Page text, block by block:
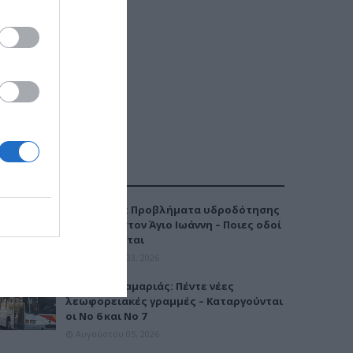
Καλαμαριά: Προβλήματα υδροδότησης
την Τρίτη στον Άγιο Ιωάννη – Ποιες οδοί
επηρεάζονται
Μετρό Καλαμαριάς: Πέντε νέες
λεωφορειακές γραμμές – Καταργούνται
οι Νο 6 και Νο 7